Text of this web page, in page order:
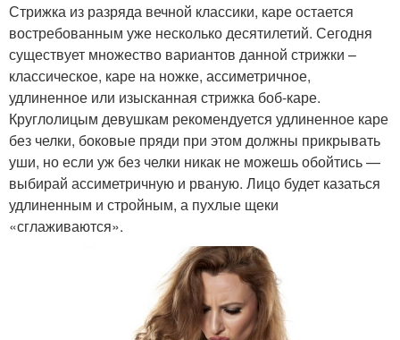
Стрижка из разряда вечной классики, каре остается
востребованным уже несколько десятилетий. Сегодня
существует множество вариантов данной стрижки –
классическое, каре на ножке, ассиметричное,
удлиненное или изысканная стрижка боб-каре.
Круглолицым девушкам рекомендуется удлиненное каре
без челки, боковые пряди при этом должны прикрывать
уши, но если уж без челки никак не можешь обойтись —
выбирай ассиметричную и рваную. Лицо будет казаться
удлиненным и стройным, а пухлые щеки
«сглаживаются».